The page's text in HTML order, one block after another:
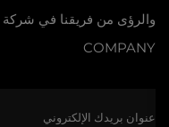
COMPANY